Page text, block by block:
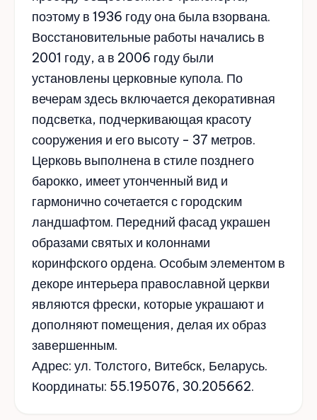
поэтому в 1936 году она была взорвана.
Восстановительные работы начались в
2001 году, а в 2006 году были
установлены церковные купола. По
вечерам здесь включается декоративная
подсветка, подчеркивающая красоту
сооружения и его высоту - 37 метров.
Церковь выполнена в стиле позднего
барокко, имеет утонченный вид и
гармонично сочетается с городским
ландшафтом. Передний фасад украшен
образами святых и колоннами
коринфского ордена. Особым элементом в
декоре интерьера православной церкви
являются фрески, которые украшают и
дополняют помещения, делая их образ
завершенным.
Адрес: ул. Толстого, Витебск, Беларусь.
Координаты: 55.195076, 30.205662.